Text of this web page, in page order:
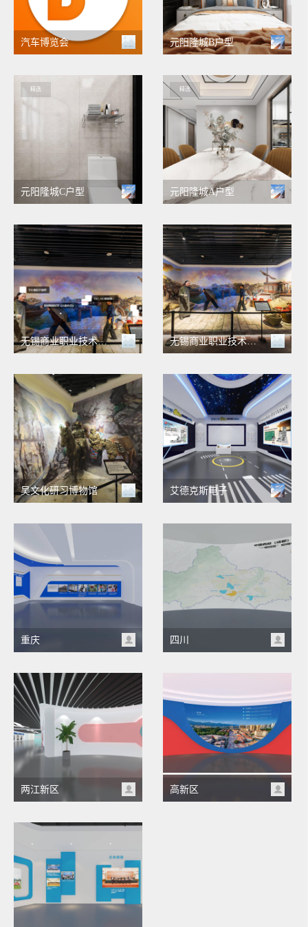
汽车博览会 元阳隆城B户型
精选
元阳隆城C户型
精选
元阳隆城A户型
无锡商业职业技术学院 商文化研习馆整体VR全景 无锡商业职业技术学院 吴文化研习馆
吴文化研习博物馆 艾德克斯电子
重庆 四川
两江新区 高新区